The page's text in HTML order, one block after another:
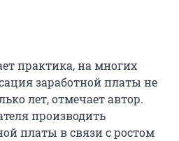
практика, на многих
заработной платы не
лет, отмечает автор.
производить
платы в связи с ростом